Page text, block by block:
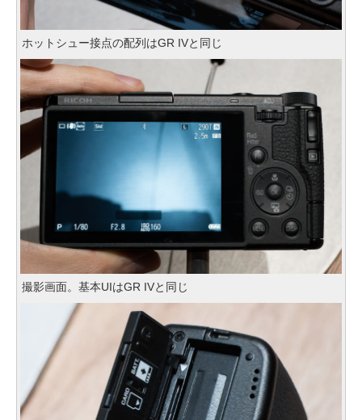
ホットシュー接点の配列はGR IVと同じ
撮影画面。基本UIはGR IVと同じ